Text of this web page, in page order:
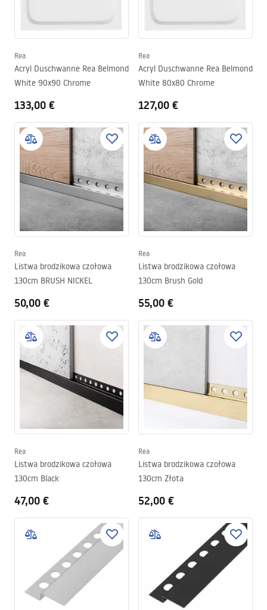
Rea
Acryl Duschwanne Rea Belmond
White 90x90 Chrome
133,00 €
Rea
Acryl Duschwanne Rea Belmond
White 80x80 Chrome
127,00 €
Rea
Listwa brodzikowa czołowa
130cm BRUSH NICKEL
50,00 €
Rea
Listwa brodzikowa czołowa
130cm Brush Gold
55,00 €
Rea
Listwa brodzikowa czołowa
130cm Black
47,00 €
Rea
Listwa brodzikowa czołowa
130cm Złota
52,00 €